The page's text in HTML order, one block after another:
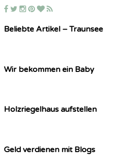
Beliebte Artikel – Traunsee
Wir bekommen ein Baby
Holzriegelhaus aufstellen
Geld verdienen mit Blogs